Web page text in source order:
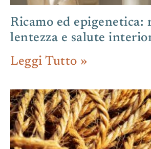
Ricamo ed epigenetica:
lentezza e salute
Leggi Tutto »